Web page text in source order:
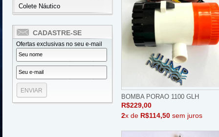
Colete Náutico
CADASTRE-SE
Ofertas exclusivas no seu e-mail
BOMBA PORAO 1100 GLH
R$229,00
2x de R$114,50 sem juros